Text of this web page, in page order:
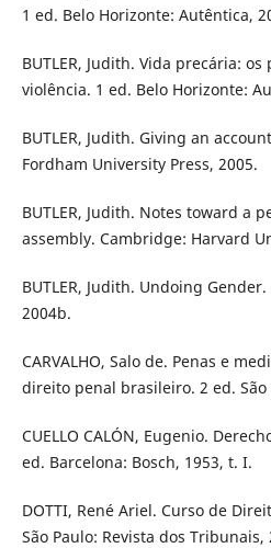
1 ed. Belo Horizonte: Autêntica,
BUTLER, Judith. Vida precária:
violência. 1 ed. Belo Horizonte:
BUTLER, Judith. Giving an
Fordham University Press, 2005.
BUTLER, Judith. Notes toward a
assembly. Cambridge: Harvard
BUTLER, Judith. Undoing
2004b.
CARVALHO, Salo de. Penas e
direito penal brasileiro. 2 ed. São
CUELLO CALÓN, Eugenio.
ed. Barcelona: Bosch, 1953, t. I.
DOTTI, René Ariel. Curso de
São Paulo: Revista dos Tribunais,